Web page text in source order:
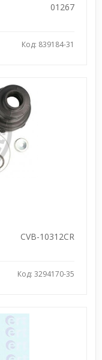
01267
Код: 839184-31
CVB-10312CR
Код: 3294170-35